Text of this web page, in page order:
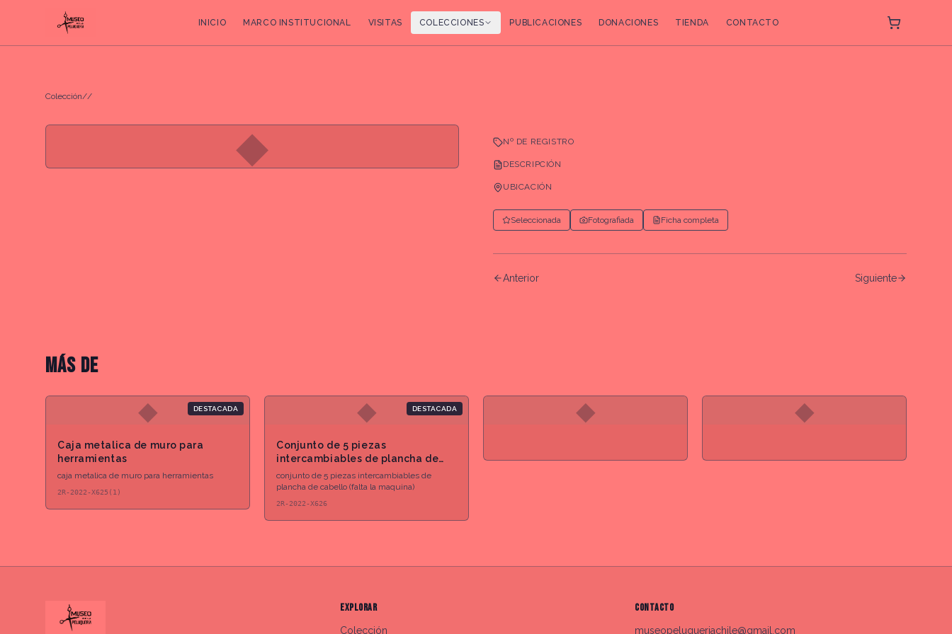
INICIO MARCO INSTITUCIONAL VISITAS COLECCIONES PUBLICACIONES DONACIONES TIENDA CONTACTO
Colección//
◆ Nº DE REGISTRO
DESCRIPCIÓN
UBICACIÓN
Seleccionada Fotografiada Ficha completa
Anterior Siguiente
MÁS DE
◆ DESTACADA
Caja metalica de muro para
herramientas
caja metalica de muro para herramientas
2R-2022-X625(1)
◆ DESTACADA
Conjunto de 5 piezas
intercambiables de plancha de
cabello (falta la maquina)
conjunto de 5 piezas intercambiables de
plancha de cabello (falta la maquina)
2R-2022-X626
◆ ◆
EXPLORAR
Colección
CONTACTO
museopeluqueriachile@gmail.com